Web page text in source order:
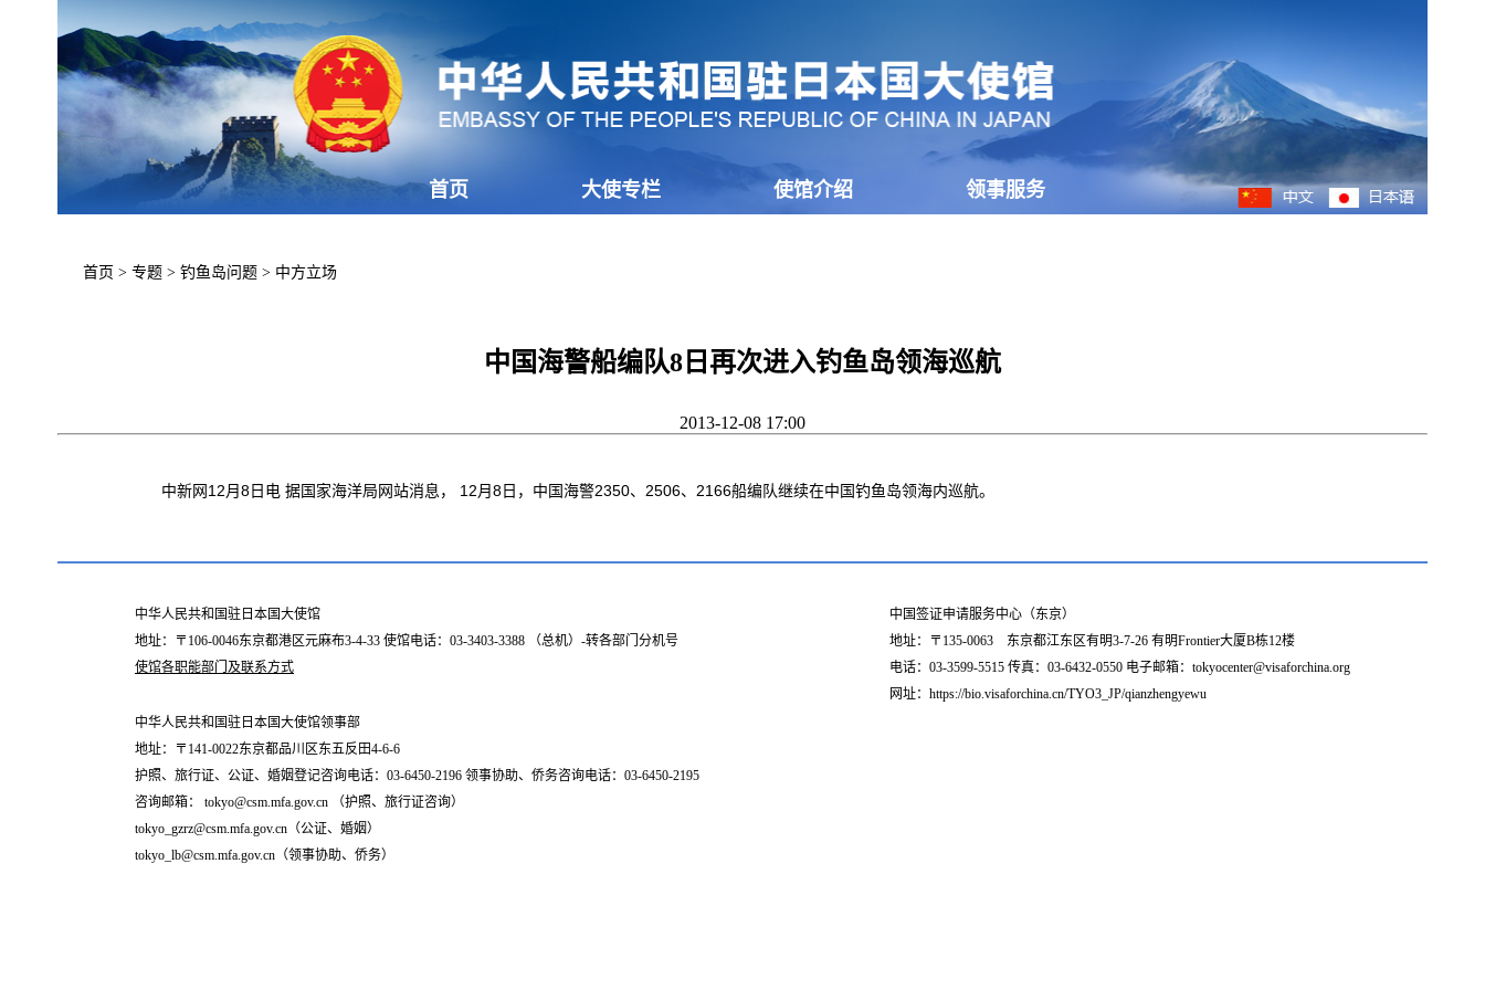
首页 大使专栏 使馆介绍 领事服务
首页 > 专题 > 钓鱼岛问题 > 中方立场
中国海警船编队8日再次进入钓鱼岛领海巡航
2013-12-08 17:00
中新网12月8日电 据国家海洋局网站消息， 12月8日，中国海警2350、2506、2166船编队继续在中国钓鱼岛领海内巡航。
中华人民共和国驻日本国大使馆
地址：〒106-0046东京都港区元麻布3-4-33 使馆电话：03-3403-3388 （总机）-转各部门分机号
使馆各职能部门及联系方式
中华人民共和国驻日本国大使馆领事部
地址：〒141-0022东京都品川区东五反田4-6-6
护照、旅行证、公证、婚姻登记咨询电话：03-6450-2196 领事协助、侨务咨询电话：03-6450-2195
咨询邮箱： tokyo@csm.mfa.gov.cn （护照、旅行证咨询）
tokyo_gzrz@csm.mfa.gov.cn（公证、婚姻）
tokyo_lb@csm.mfa.gov.cn（领事协助、侨务）
中国签证申请服务中心（东京）
地址：〒135-0063 东京都江东区有明3-7-26 有明Frontier大厦B栋12楼
电话：03-3599-5515 传真：03-6432-0550 电子邮箱：tokyocenter@visaforchina.org
网址：https://bio.visaforchina.cn/TYO3_JP/qianzhengyewu